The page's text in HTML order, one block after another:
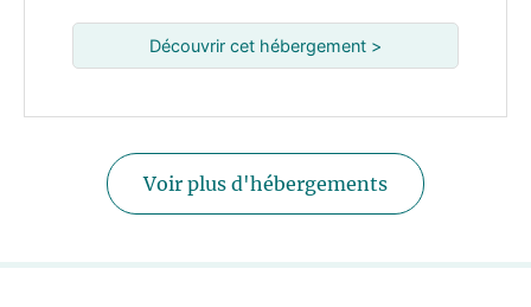
Découvrir cet hébergement >
Voir plus d'hébergements